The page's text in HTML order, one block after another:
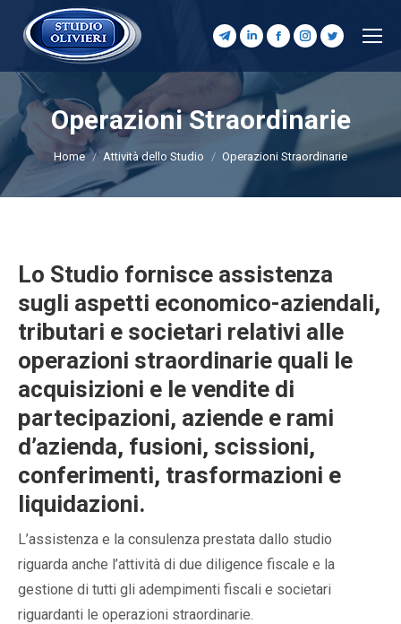
Telegram
page
opens
in
window
Linkedin
page
opens
in
new
window
Facebook
opens
in
new
window
Instagram
page
in
window
Twitter
page
in
window
Operazioni Straordinarie
Tu sei qui:
Home Attività dello Studio Operazioni Straordinarie
Lo Studio fornisce assistenza
sugli aspetti economico-aziendali,
tributari e societari relativi alle
operazioni straordinarie quali le
acquisizioni e le vendite di
partecipazioni, aziende e rami
d’azienda, fusioni, scissioni,
conferimenti, trasformazioni e
liquidazioni.
L’assistenza e la consulenza prestata dallo studio
riguarda anche l’attività di due diligence fiscale e la
gestione di tutti gli adempimenti fiscali e societari
riguardanti le operazioni straordinarie.